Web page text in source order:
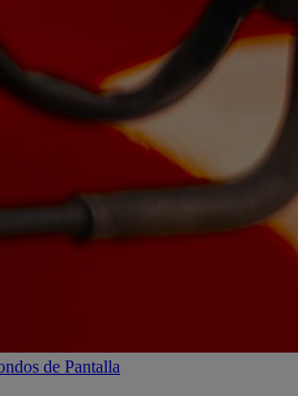
de Pantalla